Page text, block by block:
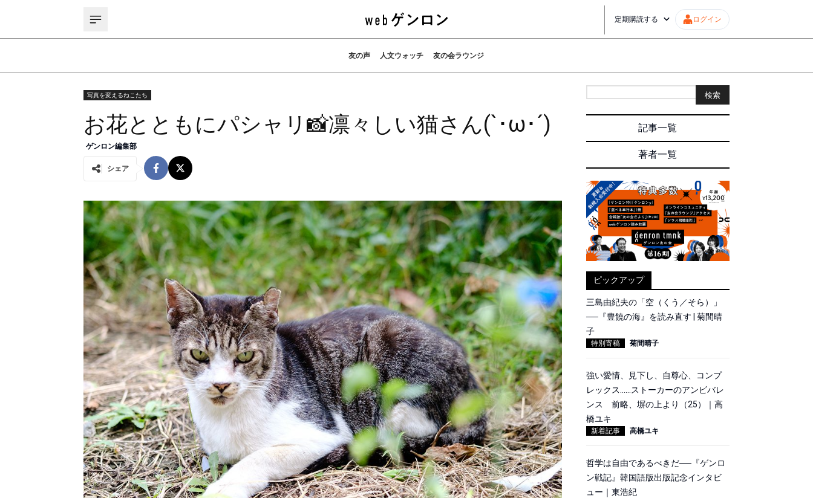
定期購読する ログイン
友の声 人文ウォッチ 友の会ラウンジ
写真を変えるねこたち
お花とともにパシャリ📸凛々しい猫さん(`･ω･´)
ゲンロン編集部
シェア
検索
記事一覧
著者一覧
ピックアップ
三島由紀夫の「空（くう／そら）」
──『豊饒の海』を読み直す | 菊間晴
子
特別寄稿 菊間晴子
強い愛情、見下し、自尊心、コンプ
レックス……ストーカーのアンビバレ
ンス 前略、塀の上より（25）｜高
橋ユキ
新着記事 高橋ユキ
哲学は自由であるべきだ──『ゲンロ
ン戦記』韓国語版出版記念インタビ
ュー｜東浩紀